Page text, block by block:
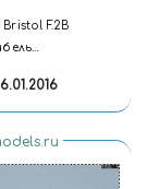
F.2B